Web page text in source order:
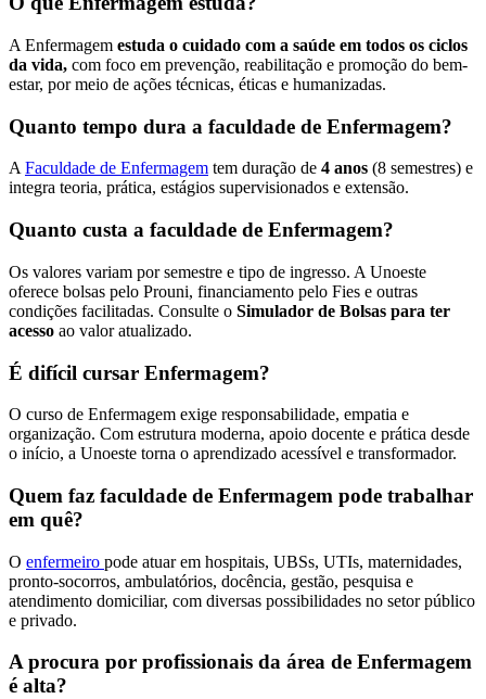
A Enfermagem estuda o cuidado com a saúde em todos os ciclos
da vida, com foco em prevenção, reabilitação e promoção do bem-
estar, por meio de ações técnicas, éticas e humanizadas.
Quanto tempo dura a faculdade de Enfermagem?
AFaculdade de Enfermagem tem duração de 4 anos (8 semestres) e
integra teoria, prática, estágios supervisionados e extensão.
Quanto custa a faculdade de Enfermagem?
Os valores variam por semestre e tipo de ingresso. A Unoeste
oferece bolsas pelo Prouni, financiamento pelo Fies e outras
condições facilitadas. Consulte o Simulador de Bolsas para ter
acesso ao valor atualizado.
É difícil cursar Enfermagem?
O curso de Enfermagem exige responsabilidade, empatia e
organização. Com estrutura moderna, apoio docente e prática desde
o início, a Unoeste torna o aprendizado acessível e transformador.
Quem faz faculdade de Enfermagem pode trabalhar
em quê?
O enfermeiro pode atuar em hospitais, UBSs, UTIs, maternidades,
pronto-socorros, ambulatórios, docência, gestão, pesquisa e
atendimento domiciliar, com diversas possibilidades no setor público
e privado.
A procura por profissionais da área de Enfermagem
é alta?